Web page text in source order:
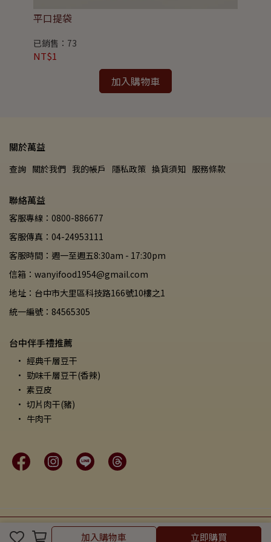
加入購物車 立即購買
平口提袋
已銷售：73
NT$1
加入購物車
關於萬益
查詢 關於我們 我的帳戶 隱私政策 換貨須知 服務條款
聯絡萬益
客服專線：0800-886677
客服傳真：04-24953111
客服時間：週一至週五8:30am - 17:30pm
信箱：wanyifood1954@gmail.com
地址：台中市大里區科技路166號10樓之1
統一編號：84565305
台中伴手禮推薦
經典千層豆干
勁味千層豆干(香辣)
素豆皮
切片肉干(豬)
牛肉干
Copyright © 萬益食品 All Rights Reserved. Designed by